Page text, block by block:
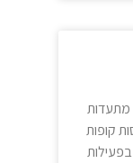
מתעדות
קופות